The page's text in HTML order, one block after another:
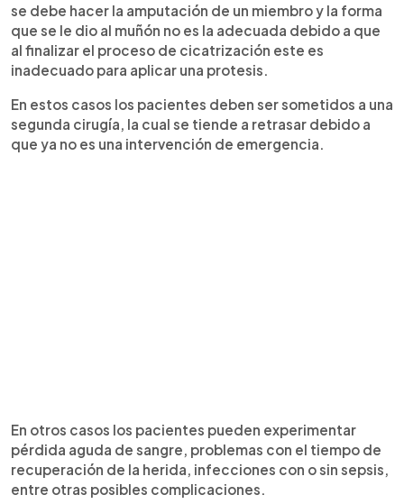
se debe hacer la amputación de un miembro y la forma
que se le dio al muñón no es la adecuada debido a que
al finalizar el proceso de cicatrización este es
inadecuado para aplicar una protesis.
En estos casos los pacientes deben ser sometidos a una
segunda cirugía, la cual se tiende a retrasar debido a
que ya no es una intervención de emergencia.
En otros casos los pacientes pueden experimentar
pérdida aguda de sangre, problemas con el tiempo de
recuperación de la herida, infecciones con o sin sepsis,
entre otras posibles complicaciones.